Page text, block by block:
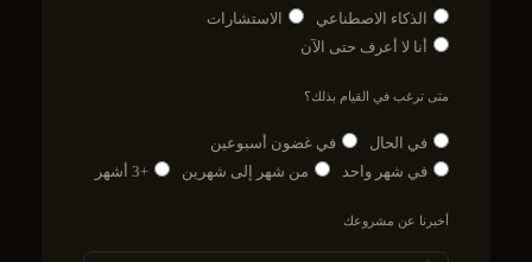
الذكاء الاصطناعي
الاستشارات
أنا لا أعرف حتى الآن
متى ترغب في القيام بذلك؟
في الحال
في غضون أسبوعين
في شهر واحد
من شهر إلى شهرين +3 أشهر
أخبرنا عن مشروعك